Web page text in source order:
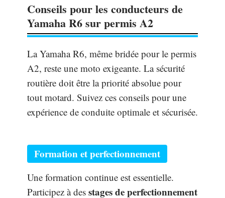
Conseils pour les conducteurs de
Yamaha R6 sur permis A2
La Yamaha R6, même bridée pour le permis
A2, reste une moto exigeante. La sécurité
routière doit être la priorité absolue pour
tout motard. Suivez ces conseils pour une
expérience de conduite optimale et sécurisée.
Formation et perfectionnement
Une formation continue est essentielle.
Participez à des stages de perfectionnement